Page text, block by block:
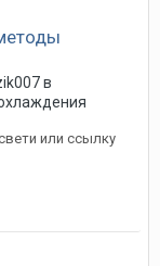
в
или ссылку